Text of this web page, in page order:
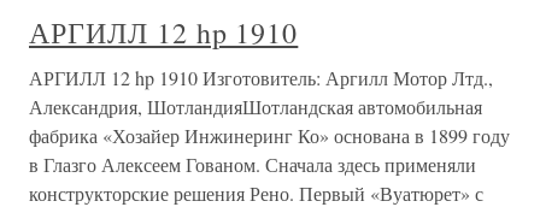
АРГИЛЛ 12 hp 1910
АРГИЛЛ 12 hp 1910 Изготовитель: Аргилл Мотор Лтд.,
Александрия, ШотландияШотландская автомобильная
фабрика «Хозайер Инжинеринг Ко» основана в 1899 году
в Глазго Алексеем Гованом. Сначала здесь применяли
конструкторские решения Рено. Первый «Вуатюрет» с